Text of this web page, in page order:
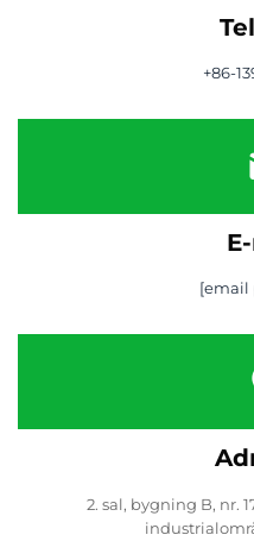
+86-
[email
2. sal, bygning B, nr.